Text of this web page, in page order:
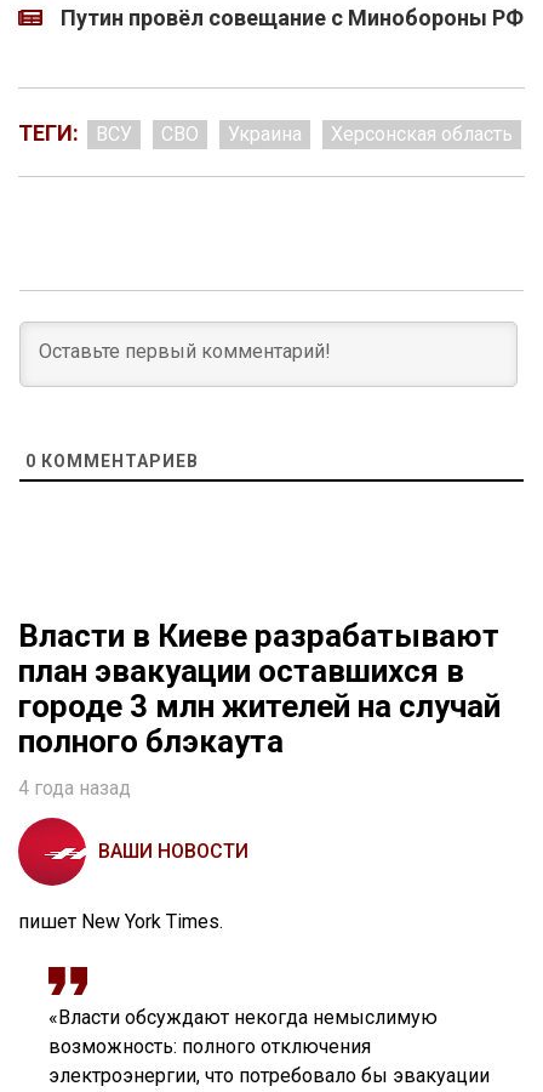
Путин провёл совещание с Минобороны РФ
ТЕГИ: ВСУ СВО Украина Херсонская область
0 КОММЕНТАРИЕВ
Власти в Киеве разрабатывают
план эвакуации оставшихся в
городе 3 млн жителей на случай
полного блэкаута
4 года назад
ВАШИ НОВОСТИ
пишет New York Times.
«Власти обсуждают некогда немыслимую
возможность: полного отключения
электроэнергии, что потребовало бы эвакуации